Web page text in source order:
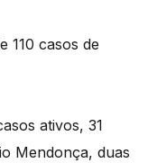
110 casos de
ativos, 31
Mendonça, duas